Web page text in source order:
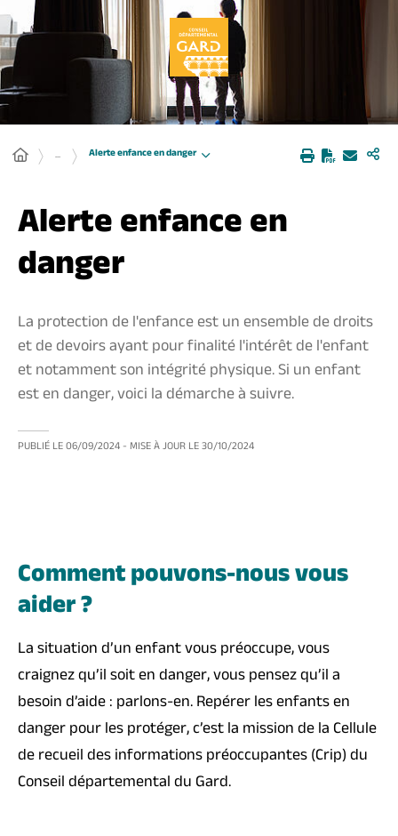
Panneau de gestion des cookies
... Alerte enfance en danger
Alerte enfance en
danger
La protection de l'enfance est un ensemble de droits
et de devoirs ayant pour finalité l'intérêt de l'enfant
et notamment son intégrité physique. Si un enfant
est en danger, voici la démarche à suivre.
PUBLIÉ LE06/09/2024 - MISE À JOUR LE30/10/2024
Comment pouvons-nous vous
aider ?
La situation d’un enfant vous préoccupe, vous
craignez qu’il soit en danger, vous pensez qu’il a
besoin d’aide : parlons-en. Repérer les enfants en
danger pour les protéger, c’est la mission de la Cellule
de recueil des informations préoccupantes (Crip) du
Conseil départemental du Gard.